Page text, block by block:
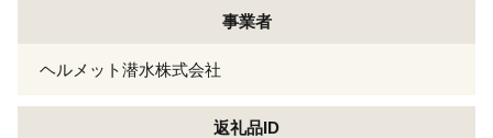
事業者
ヘルメット潜水株式会社
返礼品ID